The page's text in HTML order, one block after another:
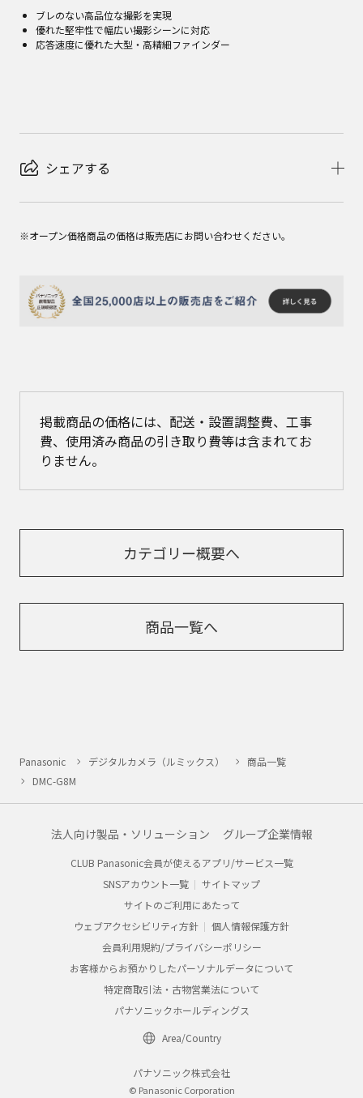
ブレのない高品位な撮影を実現
優れた堅牢性で幅広い撮影シーンに対応
応答速度に優れた大型・高精細ファインダー
シェアする
※オープン価格商品の価格は販売店にお問い合わせください。
掲載商品の価格には、配送・設置調整費、工事
費、使用済み商品の引き取り費等は含まれてお
りません。
カテゴリー概要へ
商品一覧へ
Panasonic デジタルカメラ（ルミックス）
商品一覧
DMC-G8M
法人向け製品・ソリューション グループ企業情報
CLUB Panasonic会員が使えるアプリ/サービス一覧
SNSアカウント一覧
サイトマップ
サイトのご利用にあたって
ウェブアクセシビリティ方針
個人情報保護方針
会員利用規約/プライバシーポリシー
お客様からお預かりしたパーソナルデータについて
特定商取引法・古物営業法について
パナソニックホールディングス
Area/Country
パナソニック株式会社
© Panasonic Corporation